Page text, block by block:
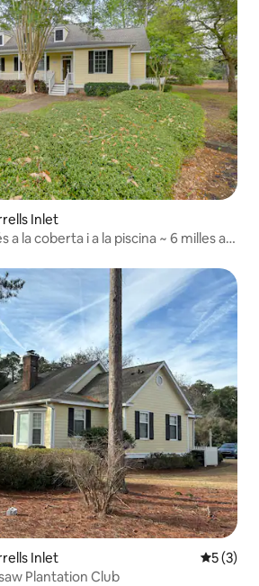
Inlet
a la coberta i a la piscina ~ 6 milles a
Inlet 5 de
5 (3)
Plantation Club